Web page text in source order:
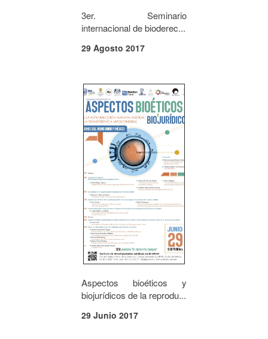
3er. Seminario
internacional de bioderec...
29 Agosto 2017
Aspectos bioéticos y
biojurídicos de la reprodu...
29 Junio 2017